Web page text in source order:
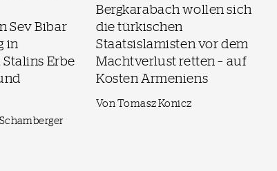
Sev Bibar
in
Erbe
Bergkarabach wollen sich
die türkischen
Staatsislamisten vor dem
Machtverlust retten – auf
Kosten Armeniens
Von Tomasz Konicz